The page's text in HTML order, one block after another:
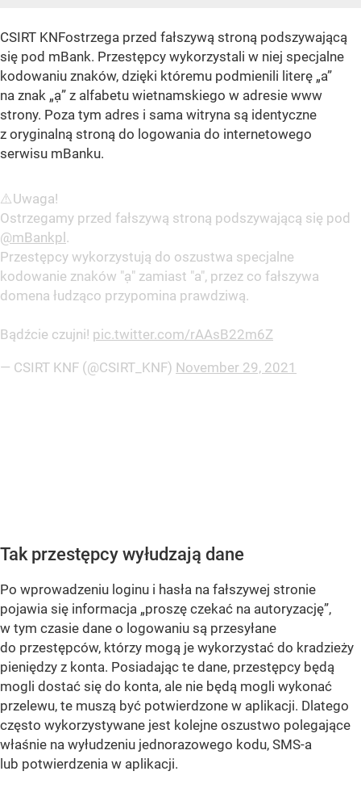
CSIRT KNFostrzega przed fałszywą stroną podszywającą
się pod mBank. Przestępcy wykorzystali w niej specjalne
kodowaniu znaków, dzięki któremu podmienili literę „a”
na znak „ạ” z alfabetu wietnamskiego w adresie www
strony. Poza tym adres i sama witryna są identyczne
z oryginalną stroną do logowania do internetowego
serwisu mBanku.
⚠️Uwaga!
Ostrzegamy przed fałszywą stroną podszywającą się pod
@mBankpl .
Przestępcy wykorzystują do oszustwa specjalne
kodowanie znaków "ạ" zamiast "a", przez co fałszywa
domena łudząco przypomina prawdziwą.
Bądźcie czujni! pic.twitter.com/rAAsB22m6Z
— CSIRT KNF (@CSIRT_KNF) November 29, 2021
Tak przestępcy wyłudzają dane
Po wprowadzeniu loginu i hasła na fałszywej stronie
pojawia się informacja „proszę czekać na autoryzację”,
w tym czasie dane o logowaniu są przesyłane
do przestępców, którzy mogą je wykorzystać do kradzieży
pieniędzy z konta. Posiadając te dane, przestępcy będą
mogli dostać się do konta, ale nie będą mogli wykonać
przelewu, te muszą być potwierdzone w aplikacji. Dlatego
często wykorzystywane jest kolejne oszustwo polegające
właśnie na wyłudzeniu jednorazowego kodu, SMS-a
lub potwierdzenia w aplikacji.